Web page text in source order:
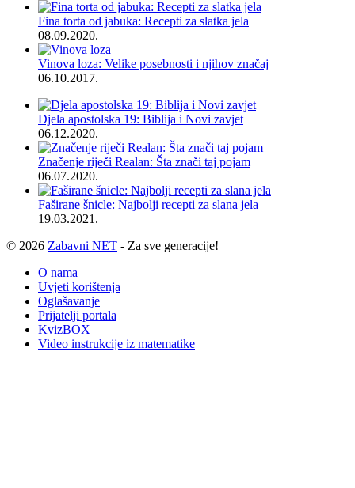
Fina torta od jabuka: Recepti za slatka jela
08.09.2020.
Vinova loza: Velike posebnosti i njihov značaj
06.10.2017.
Djela apostolska 19: Biblija i Novi zavjet
06.12.2020.
Značenje riječi Realan: Šta znači taj pojam
06.07.2020.
Faširane šnicle: Najbolji recepti za slana jela
19.03.2021.
© 2026 Zabavni NET - Za sve generacije!
O nama
Uvjeti korištenja
Oglašavanje
Prijatelji portala
KvizBOX
Video instrukcije iz matematike